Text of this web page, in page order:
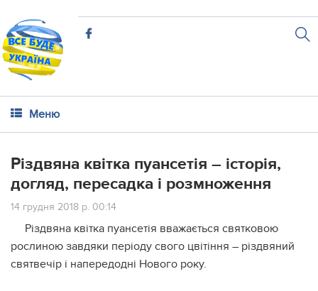
Меню
Різдвяна квітка пуансетія – історія,
догляд, пересадка і розмноження
14 грудня 2018 р. 00:14
Різдвяна квітка пуансетія вважається святковою
рослиною завдяки періоду свого цвітіння – різдвяний
святвечір і напередодні Нового року.